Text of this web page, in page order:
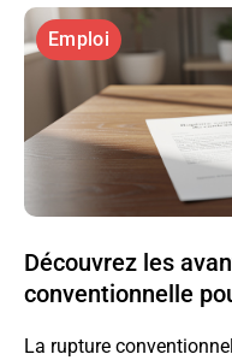
Emploi
Découvrez les
conventionnelle
La rupture